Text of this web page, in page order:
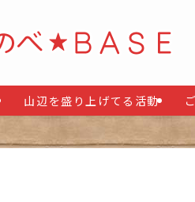
山辺を盛り上げてる活動